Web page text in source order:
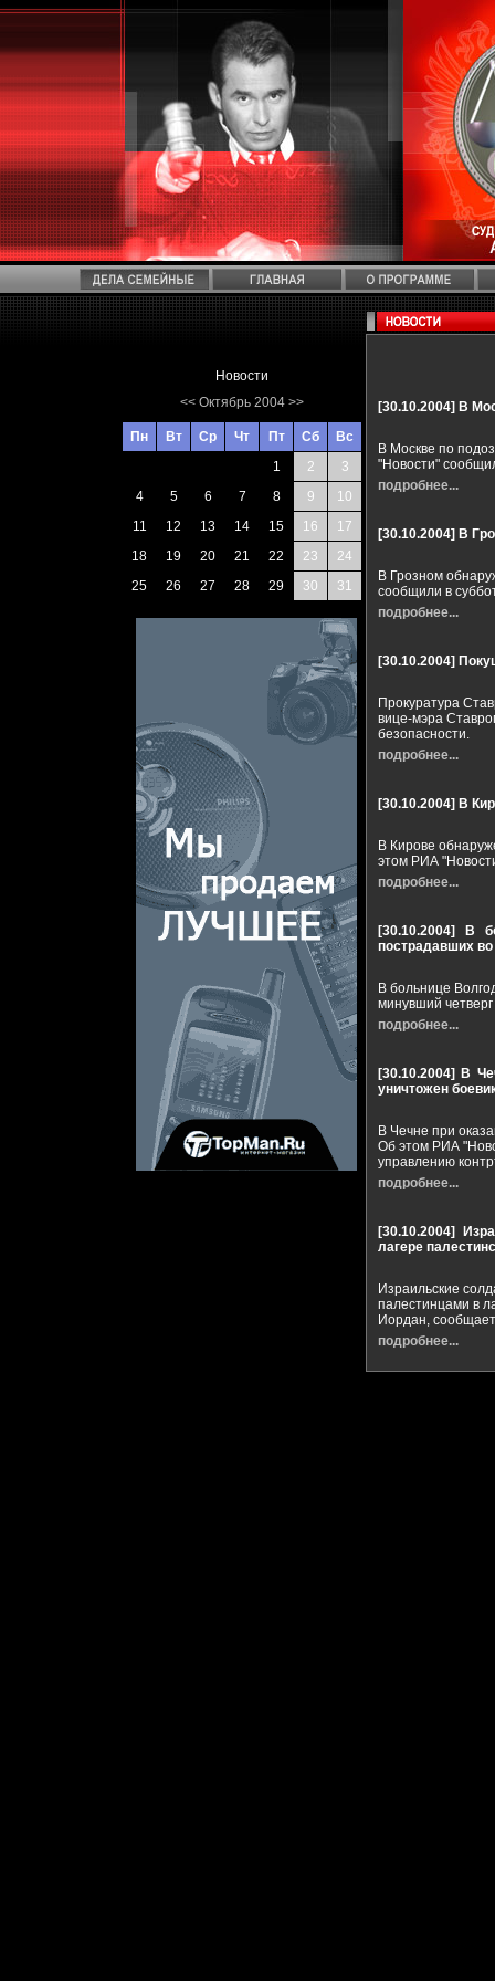
Новости
<< Октябрь 2004 >>
Пн Вт Ср Чт Пт Сб
Вс
1
2
3
4
5 6 7 8 9
10
11
12 13 14 15 16
17
18
19 20 21 22 23
24
25
26 27 28 29 30 31
[30.10.2004] В
В Москве по
"Новости"
подробнее...
[30.10.2004] В
В Грозном
сообщили в
подробнее...
[30.10.2004]
Прокуратура
вице-мэра
безопасности.
подробнее...
[30.10.2004] В
В Кирове
этом РИА
подробнее...
[30.10.2004]
В
пострадавших
В больнице
минувший
подробнее...
[30.10.2004]
В
уничтожен
В Чечне при
Об этом РИА
управлению
подробнее...
[30.10.2004]
лагере
Израильские
палестинцами в
Иордан,
подробнее...